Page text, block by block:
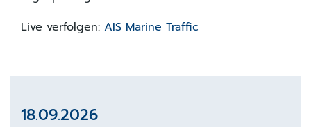
Live verfolgen: AIS Marine Traffic
18.09.2026